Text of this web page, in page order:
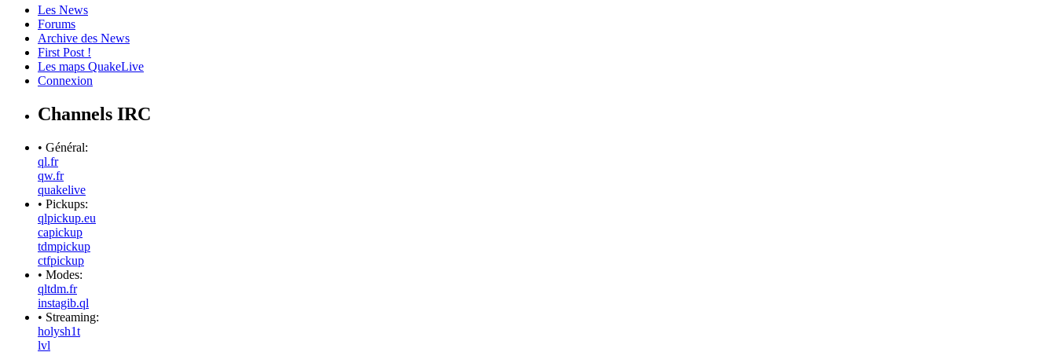
Les News
Forums
Archive des News
First Post !
Les maps QuakeLive
Connexion
Channels IRC
• Général:
ql.fr
qw.fr
quakelive
• Pickups:
qlpickup.eu
capickup
tdmpickup
ctfpickup
• Modes:
qltdm.fr
instagib.ql
• Streaming:
holysh1t
lvl